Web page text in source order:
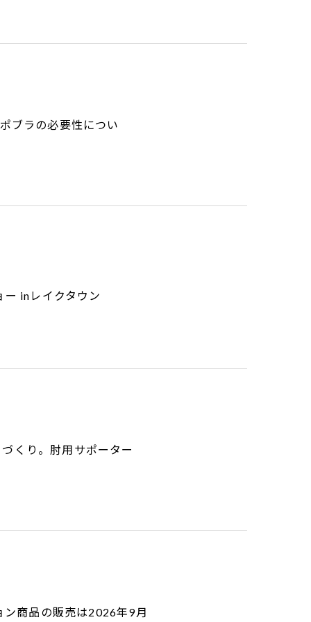
ブラの必要性につい
ー inレイクタウン
くり。肘用サポーター
ン商品の販売は2026年9月